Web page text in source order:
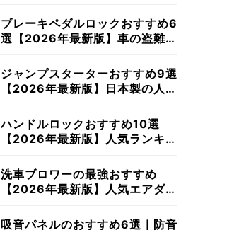
ブレーキペダルロックおすすめ6
選【2026年最新版】車の盗難防
ジャンプスターターおすすめ9選
【2026年最新版】日本製の人気
ハンドルロックおすすめ10選
【2026年最新版】人気ランキン
難防止対策を探せ
洗車ブロワーの最強おすすめ
【2026年最新版】人気エアダス
吸音パネルのおすすめ6選｜防音